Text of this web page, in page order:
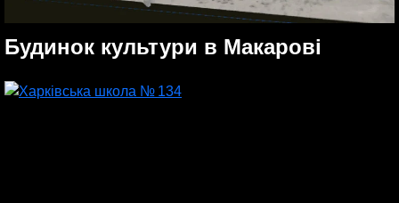
Будинок культури в Макарові